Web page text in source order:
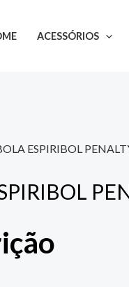
ACESSÓRIOS
ESPIRIBOL